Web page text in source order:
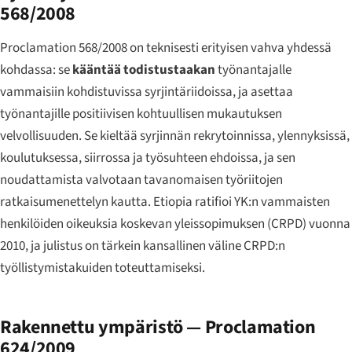
568/2008
Proclamation 568/2008 on teknisesti erityisen vahva yhdessä
kohdassa: sekääntää todistustaakantyönantajalle
vammaisiin kohdistuvissa syrjintäriidoissa, ja asettaa
työnantajille positiivisen kohtuullisen mukautuksen
velvollisuuden. Se kieltää syrjinnän rekrytoinnissa, ylennyksissä,
koulutuksessa, siirrossa ja työsuhteen ehdoissa, ja sen
noudattamista valvotaan tavanomaisen työriitojen
ratkaisumenettelyn kautta. Etiopia ratifioi YK:n vammaisten
henkilöiden oikeuksia koskevan yleissopimuksen (CRPD) vuonna
2010, ja julistus on tärkein kansallinen väline CRPD:n
työllistymistakuiden toteuttamiseksi.
Rakennettu ympäristö — Proclamation